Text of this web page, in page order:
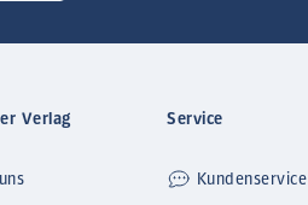
Verlag Service
Kundenservice